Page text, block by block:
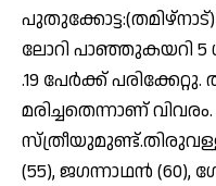
ലോറി പാഞ്ഞുകയറി 5
.19 പേർക്ക്
മരിച്ചതെന്നാണ്
(55), ജഗന്നാഥന്‍